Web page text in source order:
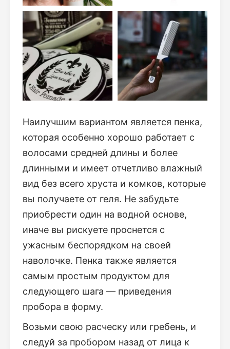
Наилучшим вариантом является пенка,
которая особенно хорошо работает с
волосами средней длины и более
длинными и имеет отчетливо влажный
вид без всего хруста и комков, которые
вы получаете от геля. Не забудьте
приобрести один на водной основе,
иначе вы рискуете проснется с
ужасным беспорядком на своей
наволочке. Пенка также является
самым простым продуктом для
следующего шага — приведения
пробора в форму.
Возьми свою расческу или гребень, и
следуй за пробором назад от лица к